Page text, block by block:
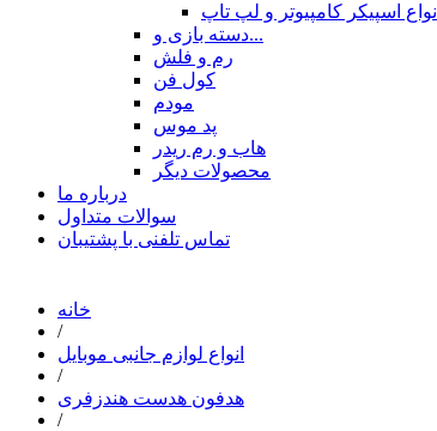
انواع اسپیکر کامپیوتر و لپ تاپ
دسته بازی و...
رم و فلش
کول فن
مودم
پد موس
هاب و رم ریدر
محصولات دیگر
درباره ما
سوالات متداول
تماس تلفنی با پشتیبان
خانه
/
انواع لوازم جانبی موبایل
/
هدفون هدست هندزفری
/